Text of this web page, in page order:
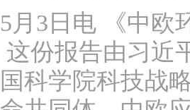
月3日电 《中欧
份报告由习近
科学院科技战